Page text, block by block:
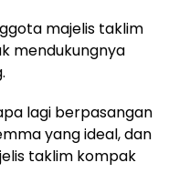
majelis taklim
mendukungnya
lagi berpasangan
yang ideal, dan
taklim kompak